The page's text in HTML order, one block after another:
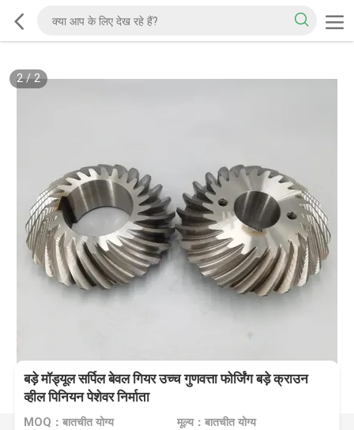
2/2
बड़े मॉड्यूल सर्पिल बेवल गियर उच्च गुणवत्ता फोर्जिंग बड़े क्राउन
व्हील पिनियन पेशेवर निर्माता
MOQ：बातचीत योग्य मूल्य：बातचीत योग्य